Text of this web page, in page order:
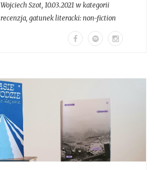
Wojciech Szot, 10.03.2021 w kategorii
recenzja, gatunek literacki:non-fiction